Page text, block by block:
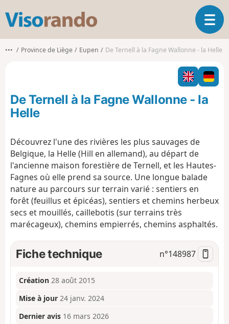
s
o
o
O
u
v
i
r
l
a
n
••• Province de Liège Eupen De Ternell à la Fagne Wallonne - la Helle
De Ternell à la Fagne Wallonne - la
Helle
Découvrez l'une des rivières les plus sauvages de
Belgique, la Helle (Hill en allemand), au départ de
l'ancienne maison forestière de Ternell, et les Hautes-
Fagnes où elle prend sa source. Une longue balade
nature au parcours sur terrain varié : sentiers en
forêt (feuillus et épicéas), sentiers et chemins herbeux
secs et mouillés, caillebotis (sur terrains très
marécageux), chemins empierrés, chemins asphaltés.
Fiche technique n°148987
Création 28 août 2015
Mise à jour 24 janv. 2024
Dernier avis 16 mars 2026